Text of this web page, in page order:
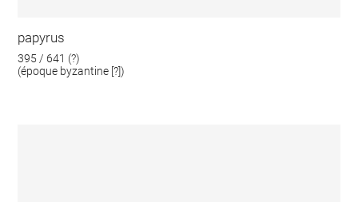
papyrus
395 / 641 (?)
(époque byzantine [?])